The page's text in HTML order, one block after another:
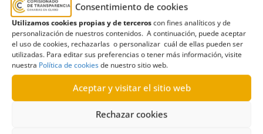
Consentimiento de cookies
Utilizamos cookies propias y de terceroscon fines analíticos y de
personalización de nuestros contenidos. A continuación, puede aceptar
el uso de cookies, rechazarlas o personalizar cuál de ellas pueden ser
utilizadas. Para editar sus preferencias o tener más información, visite
nuestra Política de cookiesde nuestro sitio web.
Aceptar y visitar el sitio web
Rechazar cookies
Antigua,aprobación plan,Caleta de Fuste,
Consejería de Transición Ecológica,Derecho de
Fuerteventura,Hospital Universitario
Plan de Moderninzación